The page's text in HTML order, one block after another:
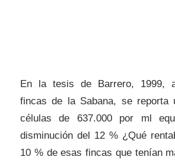
En la tesis de Barrero, 1999,
fincas de la Sabana, se reporta
células de 637.000 por ml
disminución del 12 % ¿Qué
10 % de esas fincas que tenían